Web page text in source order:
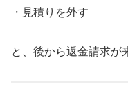
・見積りを外す
と、後から返金請求が